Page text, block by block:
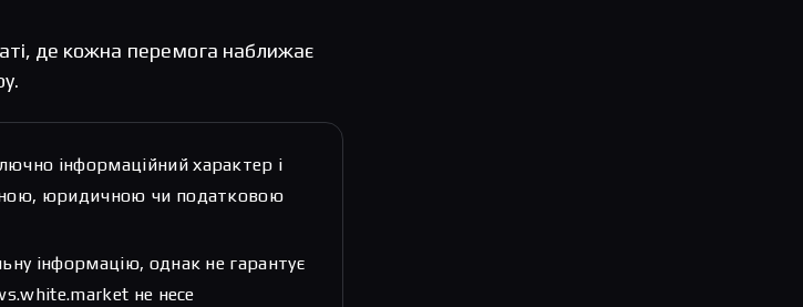
де кожна перемога наближає
інформаційний характер і
юридичною чи податковою
інформацію, однак не гарантує
не несе